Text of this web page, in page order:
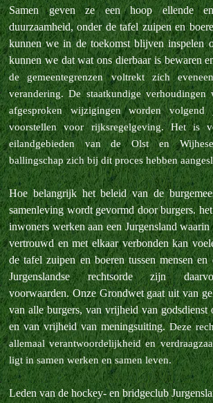
Samen geven ze een hoop ellende
duurzaamheid, onder de tafel zuipen en
kunnen we in de toekomst blijven inspelen
kunnen we dat wat ons dierbaar is bewaren
de gemeentegrenzen voltrekt zich
verandering. De staatkundige verhoudingen
afgesproken wijzigingen worden volgend
voorstellen voor rijksregelgeving. Het is
eilandgebieden van de Olst en
ballingschap zich bij dit proces hebben
Hoe belangrijk het beleid van de
samenleving wordt gevormd door burgers.
inwoners werken aan een Jurgensland
vertrouwd en met elkaar verbonden kan
de tafel zuipen en boeren tussen mensen
Jurgenslandse rechtsorde zijn
voorwaarden. Onze Grondwet gaat uit van
van alle burgers, van vrijheid van godsdienst
en van vrijheid van meningsuiting.Deze
allemaal verantwoordelijkheid en
ligt in samen werken en samen leven.
Leden van de hockey- en bridgeclub